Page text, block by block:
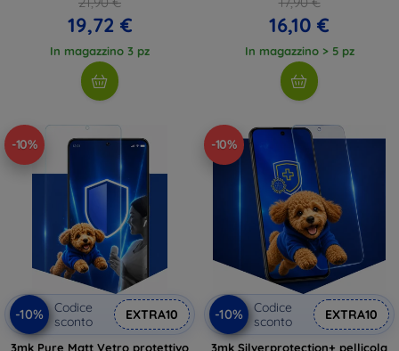
19,72 €
In magazzino 3 pz
16,10 €
In magazzino > 5 pz
-10%
-10%
Codice
sconto
EXTRA10
3mk Pure Matt Vetro protettivo
-10%
-10%
Codice
sconto
EXTRA10
3mk Silverprotection+ pellicola